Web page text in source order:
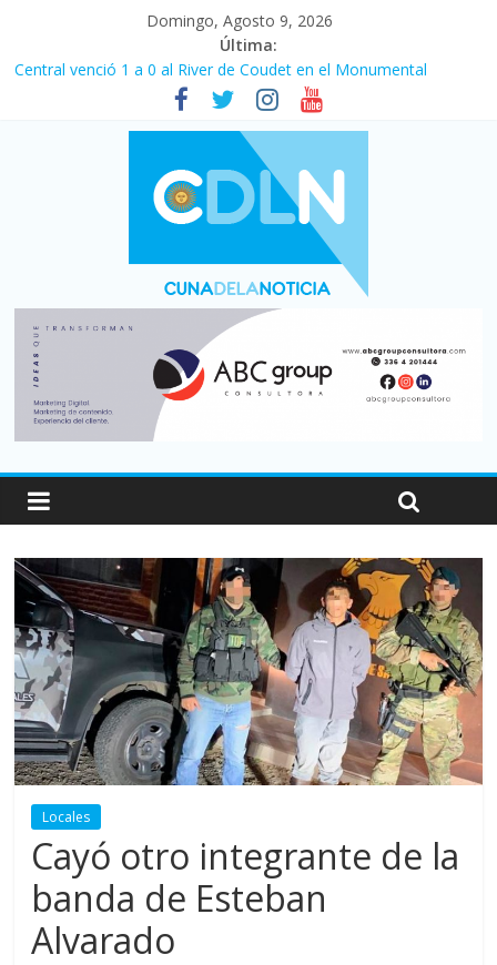
Domingo, Agosto 9, 2026
Última:
Fuerte caída de la venta de autos usados en julio: bajó un 12,6%
interanual
Central venció 1 a 0 al River de Coudet en el Monumental
La morosidad alcanzó su nivel más alto en dos décadas y ya
afecta a 400 mil deudores en Santa Fe
Desde que asumió Milei cerraron 41.000 kioscos: el sector
denuncia crisis como en 2001
Vacaciones de invierno con más movimiento y consumo
turístico: 4,6 millones de personas viajaron por el país, un 5,9%
Locales
Cayó otro integrante de la
banda de Esteban
Alvarado